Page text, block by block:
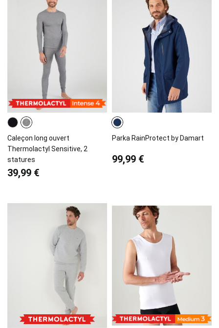
Caleçon long ouvert
Thermolactyl Sensitive, 2
statures
39,99 €
Parka RainProtect by Damart
99,99 €